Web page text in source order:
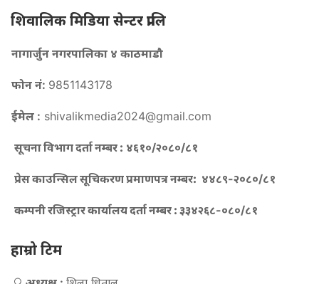
शिवालिक मिडिया सेन्टर प्रालि
नागार्जुन नगरपालिका ४ काठमाडौ
फोन नं: 9851143178
ईमेल : shivalikmedia2024@gmail.com
सूचना विभाग दर्ता नम्बर : ४६१०/२०८०/८१
प्रेस काउन्सिल सूचिकरण प्रमाणपत्र नम्बर: ४४८९-२०८०/८१
कम्पनी रजिस्ट्रार कार्यालय दर्ता नम्बर : ३३४२६८-०८०/८१
हाम्रो टिम